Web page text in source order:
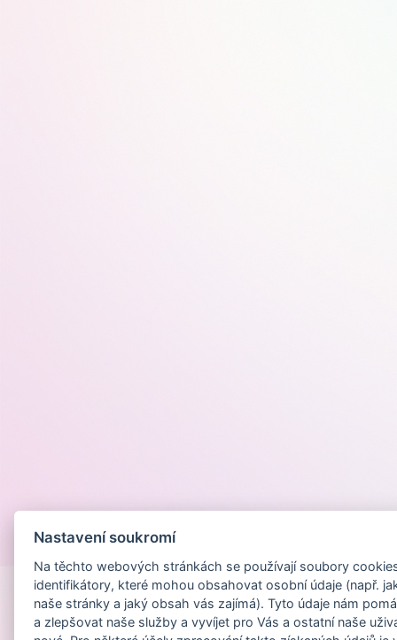
Nastavení soukromí
Na těchto webových stránkách se používají soubory
identifikátory, které mohou obsahovat osobní údaje (např.
naše stránky a jaký obsah vás zajímá). Tyto údaje nám
a zlepšovat naše služby a vyvíjet pro Vás a ostatní naše